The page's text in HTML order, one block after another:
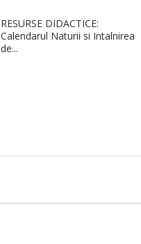
RESURSE DIDACTICE:
Calendarul Naturii si Intalnirea
de...